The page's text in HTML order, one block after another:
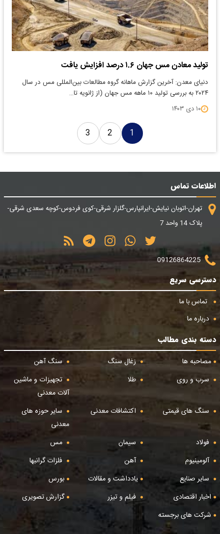
تولید معادن مس جهان ۱.۶ درصد افزایش یافت
دنیای معدن: آخرین گزارش ماهانه گروه مطالعات بین‌المللی مس در سال
۲۰۲۴ به بررسی تولید ۱۰ ماهه مس جهان (از ژانویه تا…
۱۰ دی ۱۴۰۳
1
2
3
اطلاعات تماس
تهران-اتوبان نیایش-ایرانپارس-گلزار شرقی-کوی فردوس-کوچه سعدی شرقی-
پلاک 14 واحد 7
09126864225
دسترسی سریع
تماس با ما
درباره ما
دسته بندی مطالب
مصاحبه ها
زغال سنگ
سنگ آهن
سرب و روی
طلا
تجهیزات و ماشین
آلات معدنی
سنگ های قیمتی
اکتشافات معدنی
سایر حوزه های
معدنی
فولاد
سیمان
مس
آلومینیوم
آهن
فلزات گرانبها
سایر صنایع
یادداشت و مقالات
بورس
اخبار اقتصادی
فیلم و تیزر
گزارش تصویری
شرکت های برجسته